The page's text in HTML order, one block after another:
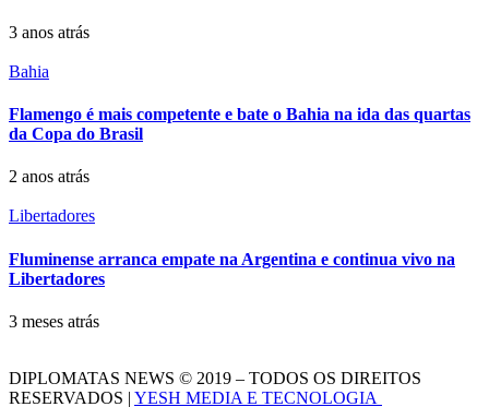
3 anos atrás
Bahia
Flamengo é mais competente e bate o Bahia na ida das quartas
da Copa do Brasil
2 anos atrás
Libertadores
Fluminense arranca empate na Argentina e continua vivo na
Libertadores
3 meses atrás
DIPLOMATAS NEWS © 2019 – TODOS OS DIREITOS
RESERVADOS | YESH MEDIA E TECNOLOGIA